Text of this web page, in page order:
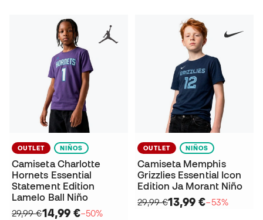
OUTLET NIÑOS
Camiseta Charlotte
Hornets Essential
Statement Edition
Lamelo Ball Niño
29,99 €14,99 €−50%
OUTLET NIÑOS
Camiseta Memphis
Grizzlies Essential Icon
Edition Ja Morant Niño
29,99 €13,99 €−53%